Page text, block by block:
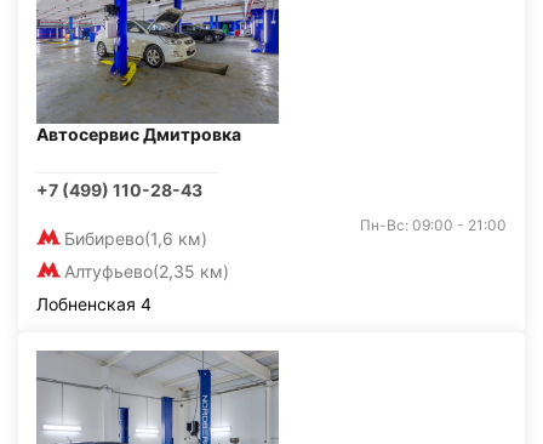
Автосервис Дмитровка
+7 (499) 110-28-43
Бибирево(1,6 км)
Алтуфьево(2,35 км)
Пн-Вс: 09:00 - 21:00
Лобненская 4